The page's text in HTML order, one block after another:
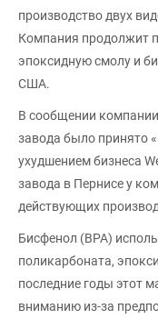
производство двух
Компания продолжит
эпоксидную смолу и
США.
В сообщении
завода было принято
ухудшением бизнеса
завода в Пернисе у
действующих
Бисфенол (BPA)
поликарбоната,
последние годы этот
вниманию из-за